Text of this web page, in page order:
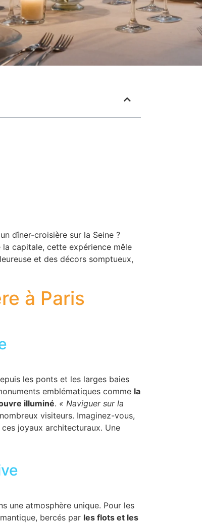
dîner-croisière sur la Seine ?
capitale, cette expérience mêle
et des décors somptueux,
à Paris
les ponts et les larges baies
emblématiques comme la
illuminé. « Naviguer sur la
visiteurs. Imaginez-vous,
joyaux architecturaux. Une
une atmosphère unique. Pour les
bercés par les flots et les